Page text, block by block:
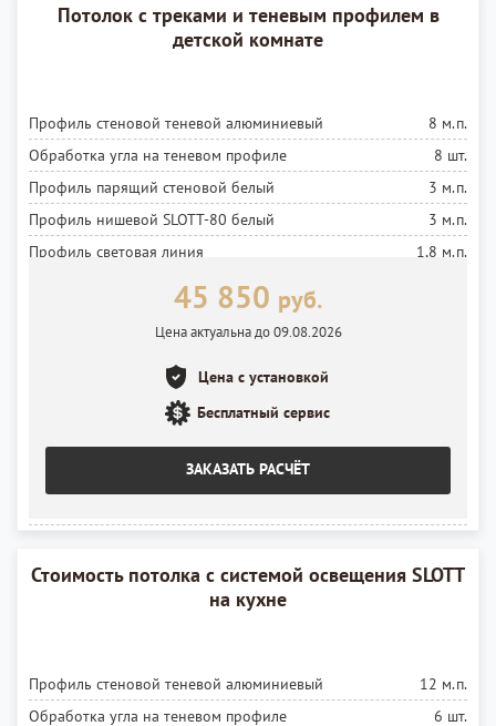
Потолок с треками и теневым профилем в
детской комнатe
Профиль стеновой теневой алюминиевый
8 м.п.
Обработка угла на теневом профиле
8 шт.
Профиль парящий стеновой белый
3 м.п.
Профиль нишевой SLOTT-80 белый
3 м.п.
Профиль световая линия
1,8 м.п.
Светильники для нишевого профиля
Профиль скрытая гардина ПК5 белый
Лента светодиодная
Установка ленты
7,4 м.п.
45 850 руб.
Цена актуальна до 09.08.2026
Цена с установкой
Бесплатный сервис
ЗАКАЗАТЬ РАСЧЁТ
Стоимость потолка с системой освещения SLOTT
на кухне
Профиль стеновой теневой алюминиевый
12 м.п.
Обработка угла на теневом профиле
6 шт.